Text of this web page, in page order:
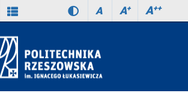
A A+ A++